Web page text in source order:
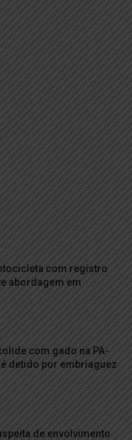
com registro
abordagem em
com gado na PA-
detido por embriaguez
de envolvimento